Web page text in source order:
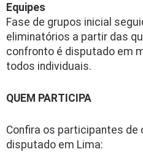
Equipes
Fase de grupos inicial
eliminatórios a partir das
confronto é disputado em
todos individuais.
QUEM PARTICIPA
Confira os participantes de
disputado em Lima: